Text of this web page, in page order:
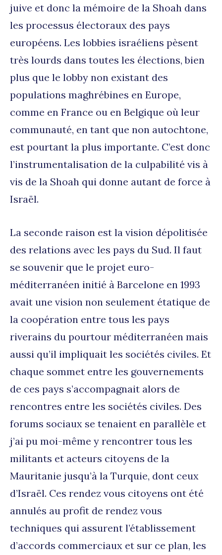
juive et donc la mémoire de la Shoah dans
les processus électoraux des pays
européens. Les lobbies israéliens pèsent
très lourds dans toutes les élections, bien
plus que le lobby non existant des
populations maghrébines en Europe,
comme en France ou en Belgique où leur
communauté, en tant que non autochtone,
est pourtant la plus importante. C’est donc
l’instrumentalisation de la culpabilité vis à
vis de la Shoah qui donne autant de force à
Israël.
La seconde raison est la vision dépolitisée
des relations avec les pays du Sud. Il faut
se souvenir que le projet euro-
méditerranéen initié à Barcelone en 1993
avait une vision non seulement étatique de
la coopération entre tous les pays
riverains du pourtour méditerranéen mais
aussi qu’il impliquait les sociétés civiles. Et
chaque sommet entre les gouvernements
de ces pays s’accompagnait alors de
rencontres entre les sociétés civiles. Des
forums sociaux se tenaient en parallèle et
j’ai pu moi-même y rencontrer tous les
militants et acteurs citoyens de la
Mauritanie jusqu’à la Turquie, dont ceux
d’Israël. Ces rendez vous citoyens ont été
annulés au profit de rendez vous
techniques qui assurent l’établissement
d’accords commerciaux et sur ce plan, les